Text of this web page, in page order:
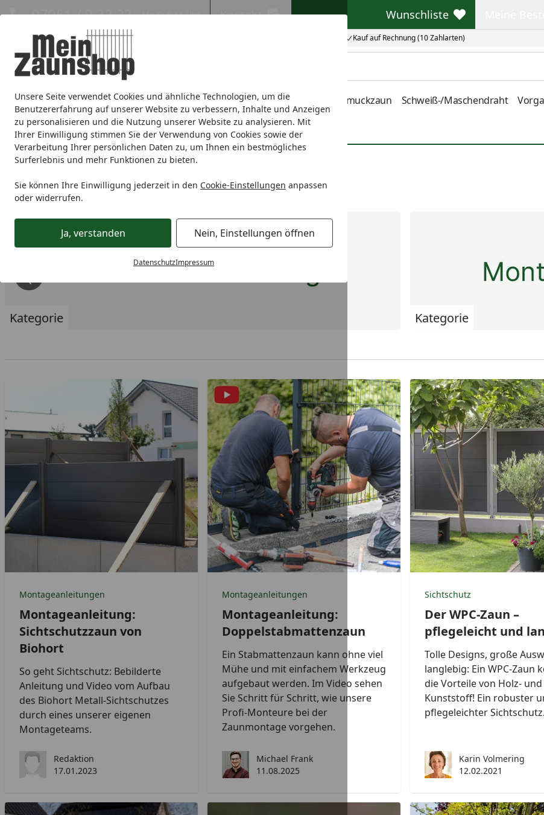
Unsere Seite verwendet Cookies und ähnliche Technologien, um die
Benutzererfahrung auf unserer Website zu verbessern, Inhalte und Anzeigen
zu personalisieren und die Nutzung unserer Website zu analysieren. Mit
Ihrer Einwilligung stimmen Sie der Verwendung von Cookies sowie der
Verarbeitung Ihrer persönlichen Daten zu, um Ihnen ein bestmögliches
Surferlebnis und mehr Funktionen zu bieten.
Sie können Ihre Einwilligung jederzeit in den Cookie-Einstellungen anpassen
oder widerrufen.
Ja, verstanden Nein, Einstellungen öffnen
DatenschutzImpressum
Eigene Montage-Teams Kauf auf Rechnung (10 Zahlarten)
07051 / 9 22 22 Mo-Fr. 8-16 Uhr Kontakt Wunschliste
Wunschliste
Sichtschutz Doppelstabmatte Zaunsets Gabionen Einstabmatten Schmuckzaun Schweiß-/Maschendraht
Zaunmarken
Gartenzaun Ratgeber - Tipps & Tricks
Alles rund um den Gartenzaun
Kategorie Kategorie
Montageanleitungen
Montageanleitung:
Sichtschutzzaun von
Biohort
So geht Sichtschutz: Bebilderte
Anleitung und Video vom Aufbau
des Biohort Metall-Sichtschutzes
durch eines unserer eigenen
Montageteams.
Redaktion
17.01.2023
Montageanleitungen
Montageanleitung:
Doppelstabmattenzaun
Ein Stabmattenzaun kann ohne viel
Mühe und mit einfachem Werkzeug
aufgebaut werden. Im Video sehen
Sie Schritt für Schritt, wie unsere
Profi-Monteure bei der
Zaunmontage vorgehen.
Michael Frank
11.08.2025
Sichtschutz
Der WPC-Zaun –
pflegeleicht und
Tolle Designs, große
langlebig: Ein WPC-Zaun
die Vorteile von Holz- und
Kunststoff! Ein robuster
pflegeleichter Sichtschutz.
Karin Volmering
12.02.2021